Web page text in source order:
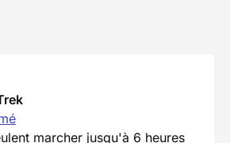
marcher jusqu'à 6 heures